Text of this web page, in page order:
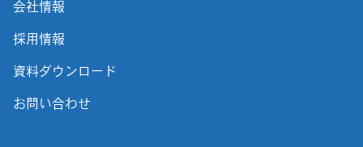
会社情報
採用情報
資料ダウンロード
お問い合わせ